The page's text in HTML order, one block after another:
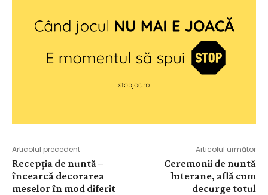
Articolul precedent
Recepția de nuntă –
încearcă decorarea
meselor în mod diferit
Articolul următor
Ceremonii de nuntă
luterane, află cum
decurge totul